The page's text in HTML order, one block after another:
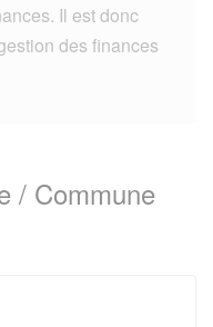
Il est donc
des finances
/ Commune